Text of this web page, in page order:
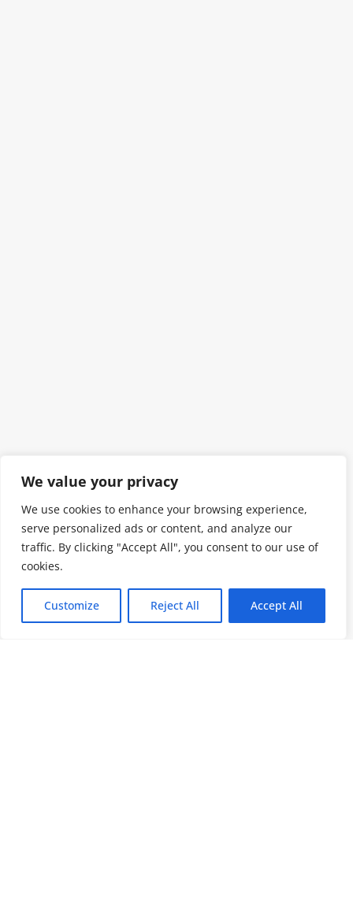
We value your privacy
We use cookies to enhance your browsing experience,
serve personalized ads or content, and analyze our
traffic. By clicking "Accept All", you consent to our use of
cookies.
Customize Reject All Accept All